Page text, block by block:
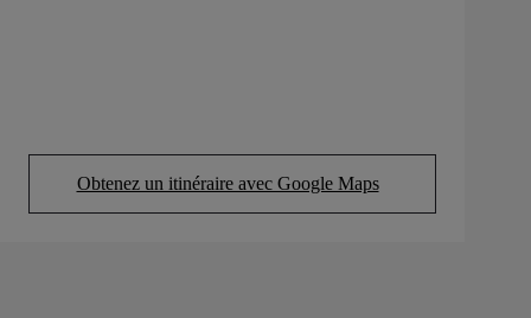
Obtenez un itinéraire avec Google Maps
(Opens in new tab)